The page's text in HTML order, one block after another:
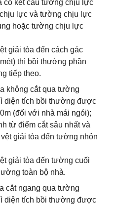
có kết cấu tường chịu lực
lực và tường chịu lực
hoặc tường chịu lực
giải tỏa đến cách gác
thì bồi thường phần
tiếp theo.
không cắt qua tường
diện tích bồi thường được
(đối với nhà mái ngói);
từ điểm cắt sâu nhất và
giải tỏa đến tường nhỏn
giải tỏa đến tường cuối
toàn bộ nhà.
cắt ngang qua tường
diện tích bồi thường được